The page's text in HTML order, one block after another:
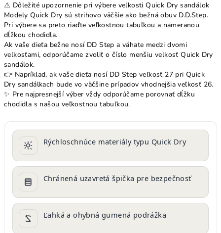
⚠️ Dôležité upozornenie pri výbere veľkosti Quick Dry sandálok
Modely Quick Dry sú strihovo väčšie ako bežná obuv D.D.Step.
Pri výbere sa preto riaďte veľkostnou tabuľkou a nameranou
dĺžkou chodidla.
Ak vaše dieťa bežne nosí DD Step a váhate medzi dvomi
veľkosťami, odporúčame zvoliť o číslo menšiu veľkosť Quick Dry
sandálok.
👉 Napríklad, ak vaše dieťa nosí DD Step veľkosť 27 pri Quick
Dry sandálkach bude vo väčšine prípadov vhodnejšia veľkosť 26.
✨ Pre najpresnejší výber vždy odporúčame porovnať dĺžku
chodidla s našou veľkostnou tabuľkou.
Rýchloschnúce materiály typu Quick Dry
Chránená uzavretá špička pre bezpečnosť
Ľahká a ohybná gumená podrážka